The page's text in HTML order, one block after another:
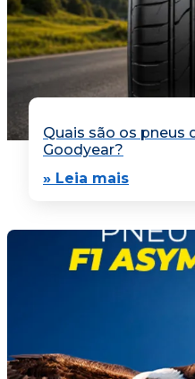
Quais são os pneus
Goodyear?
» Leia mais